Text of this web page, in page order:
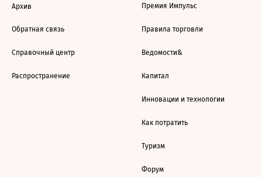
Архив
Обратная связь
Справочный центр
Распространение
Премия Импульс
Правила торговли
Ведомости&
Капитал
Инновации и технологии
Как потратить
Туризм
Форум